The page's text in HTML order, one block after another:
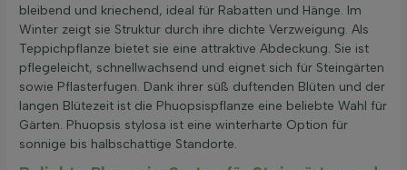
bleibend und kriechend, ideal für Rabatten und Hänge. Im
Winter zeigt sie Struktur durch ihre dichte Verzweigung. Als
Teppichpflanze bietet sie eine attraktive Abdeckung. Sie ist
pflegeleicht, schnellwachsend und eignet sich für Steingärten
sowie Pflasterfugen. Dank ihrer süß duftenden Blüten und der
langen Blütezeit ist die Phuopsispflanze eine beliebte Wahl für
Gärten. Phuopsis stylosa ist eine winterharte Option für
sonnige bis halbschattige Standorte.